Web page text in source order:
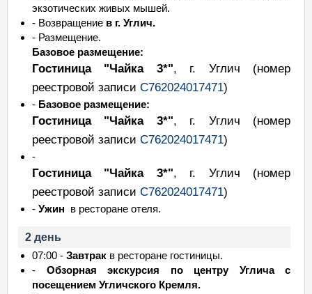
экзотических живых мышей.
- Возвращение в г. Углич.
- Размещение.
Базовое размещение:
Гостиница "Чайка 3*", г. Углич (номер
реестровой записи С762024017471)
- Базовое размещение:
Гостиница "Чайка 3*", г. Углич (номер
реестровой записи С762024017471)
-
Гостиница "Чайка 3*", г. Углич (номер
реестровой записи С762024017471)
- Ужин в ресторане отеля.
2 день
07:00 - Завтрак в ресторане гостиницы.
- Обзорная экскурсия по центру Углича с
посещением Угличского Кремля.